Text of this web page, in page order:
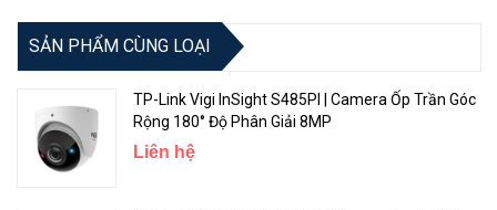
SẢN PHẨM CÙNG LOẠI
TP-Link Vigi InSight S485PI | Camera Ốp Trần Góc
Rộng 180° Độ Phân Giải 8MP
Liên hệ